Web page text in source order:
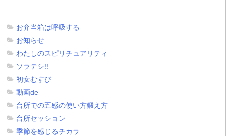
お弁当箱は呼吸する
お知らせ
わたしのスピリチュアリティ
ソラテシ!!
初女むすび
動画de
台所での五感の使い方鍛え方
台所セッション
季節を感じるチカラ